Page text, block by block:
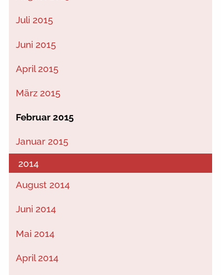
Juli 2015
Juni 2015
April 2015
März 2015
Februar 2015
Januar 2015
2014
August 2014
Juni 2014
Mai 2014
April 2014